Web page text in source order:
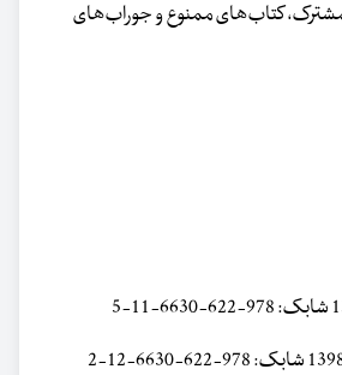
مشترک، کتاب‌‌های ممنوع و جوراب‌های